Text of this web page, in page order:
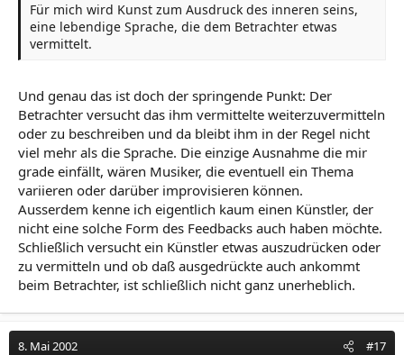
Für mich wird Kunst zum Ausdruck des inneren seins,
eine lebendige Sprache, die dem Betrachter etwas
vermittelt.
Und genau das ist doch der springende Punkt: Der
Betrachter versucht das ihm vermittelte weiterzuvermitteln
oder zu beschreiben und da bleibt ihm in der Regel nicht
viel mehr als die Sprache. Die einzige Ausnahme die mir
grade einfällt, wären Musiker, die eventuell ein Thema
variieren oder darüber improvisieren können.
Ausserdem kenne ich eigentlich kaum einen Künstler, der
nicht eine solche Form des Feedbacks auch haben möchte.
Schließlich versucht ein Künstler etwas auszudrücken oder
zu vermitteln und ob daß ausgedrückte auch ankommt
beim Betrachter, ist schließlich nicht ganz unerheblich.
8. Mai 2002 #17